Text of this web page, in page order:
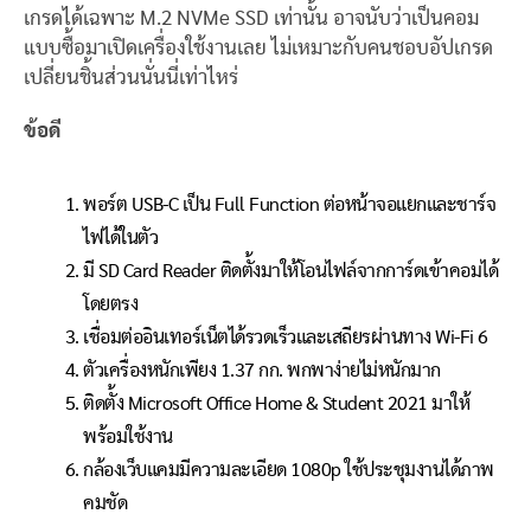
เกรดได้เฉพาะ M.2 NVMe SSD เท่านั้น อาจนับว่าเป็นคอม
แบบซื้อมาเปิดเครื่องใช้งานเลย ไม่เหมาะกับคนชอบอัปเกรด
เปลี่ยนชิ้นส่วนนั่นนี่เท่าไหร่
ข้อดี
พอร์ต USB-C เป็น Full Function ต่อหน้าจอแยกและชาร์จ
ไฟได้ในตัว
มี SD Card Reader ติดตั้งมาให้โอนไฟล์จากการ์ดเข้าคอมได้
โดยตรง
เชื่อมต่ออินเทอร์เน็ตได้รวดเร็วและเสถียรผ่านทาง Wi-Fi 6
ตัวเครื่องหนักเพียง 1.37 กก. พกพาง่ายไม่หนักมาก
ติดตั้ง Microsoft Office Home & Student 2021 มาให้
พร้อมใช้งาน
กล้องเว็บแคมมีความละเอียด 1080p ใช้ประชุมงานได้ภาพ
คมชัด